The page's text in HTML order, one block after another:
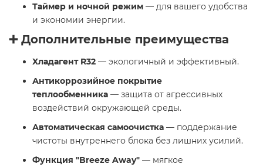
Таймер и ночной режим — для вашего удобства
и экономии энергии.​
➕ Дополнительные преимущества
Хладагент R32 — экологичный и эффективный.
Антикоррозийное покрытие
теплообменника — защита от агрессивных
воздействий окружающей среды.
Автоматическая самоочистка — поддержание
чистоты внутреннего блока без лишних усилий.
Функция "Breeze Away" — мягкое